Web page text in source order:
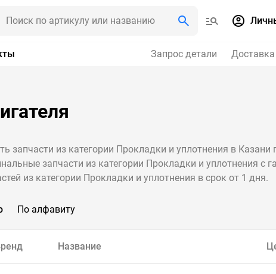
Запрос детали Доставка
запчасти из категории Прокладки и уплотнения в Казани
запчасти из категории Прокладки и уплотнения с
из категории Прокладки и уплотнения в срок от 1 дня.
По алфавиту
Название